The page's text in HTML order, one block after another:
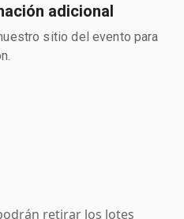
adicional
sitio del evento para
retirar los lotes